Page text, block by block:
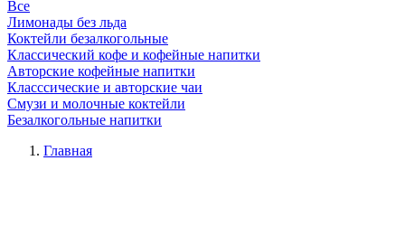
Все
Лимонады без льда
Коктейли безалкогольные
Классический кофе и кофейные напитки
Авторские кофейные напитки
Класссические и авторские чаи
Смузи и молочные коктейли
Безалкогольные напитки
Главная